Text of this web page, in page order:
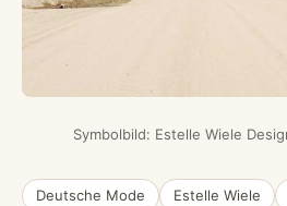
Symbolbild: Estelle Wiele
Deutsche Mode Estelle Wiele